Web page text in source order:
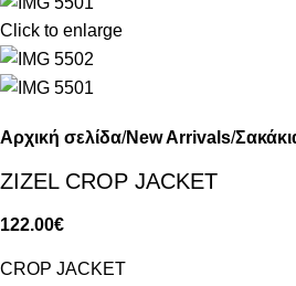
Click to enlarge
Αρχική σελίδα New Arrivals
ZIZEL CROP JACKET
122.00€
CROP JACKET